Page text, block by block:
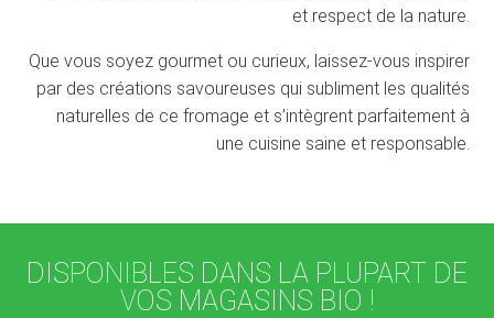
et respect de la nature.
Que vous soyez gourmet ou curieux, laissez-vous inspirer
par des créations savoureuses qui subliment les qualités
naturelles de ce fromage et s’intègrent parfaitement à
une cuisine saine et responsable.
DISPONIBLES DANS LA PLUPART DE
VOS MAGASINS BIO !